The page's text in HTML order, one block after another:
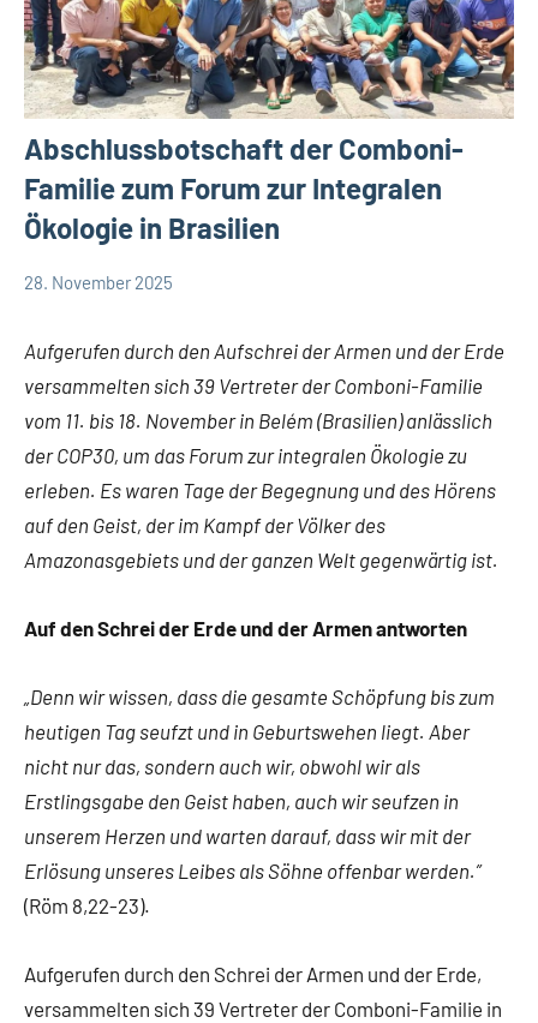
Abschlussbotschaft der Comboni-
Familie zum Forum zur Integralen
Ökologie in Brasilien
28. November 2025
Aufgerufen durch den Aufschrei der Armen und der Erde
versammelten sich 39 Vertreter der Comboni-Familie
vom 11. bis 18. November in Belém (Brasilien) anlässlich
der COP30, um das Forum zur integralen Ökologie zu
erleben. Es waren Tage der Begegnung und des Hörens
auf den Geist, der im Kampf der Völker des
Amazonasgebiets und der ganzen Welt gegenwärtig ist.
Auf den Schrei der Erde und der Armen antworten
„Denn wir wissen, dass die gesamte Schöpfung bis zum
heutigen Tag seufzt und in Geburtswehen liegt. Aber
nicht nur das, sondern auch wir, obwohl wir als
Erstlingsgabe den Geist haben, auch wir seufzen in
unserem Herzen und warten darauf, dass wir mit der
Erlösung unseres Leibes als Söhne offenbar werden.”
(Röm 8,22-23).
Aufgerufen durch den Schrei der Armen und der Erde,
versammelten sich 39 Vertreter der Comboni-Familie in